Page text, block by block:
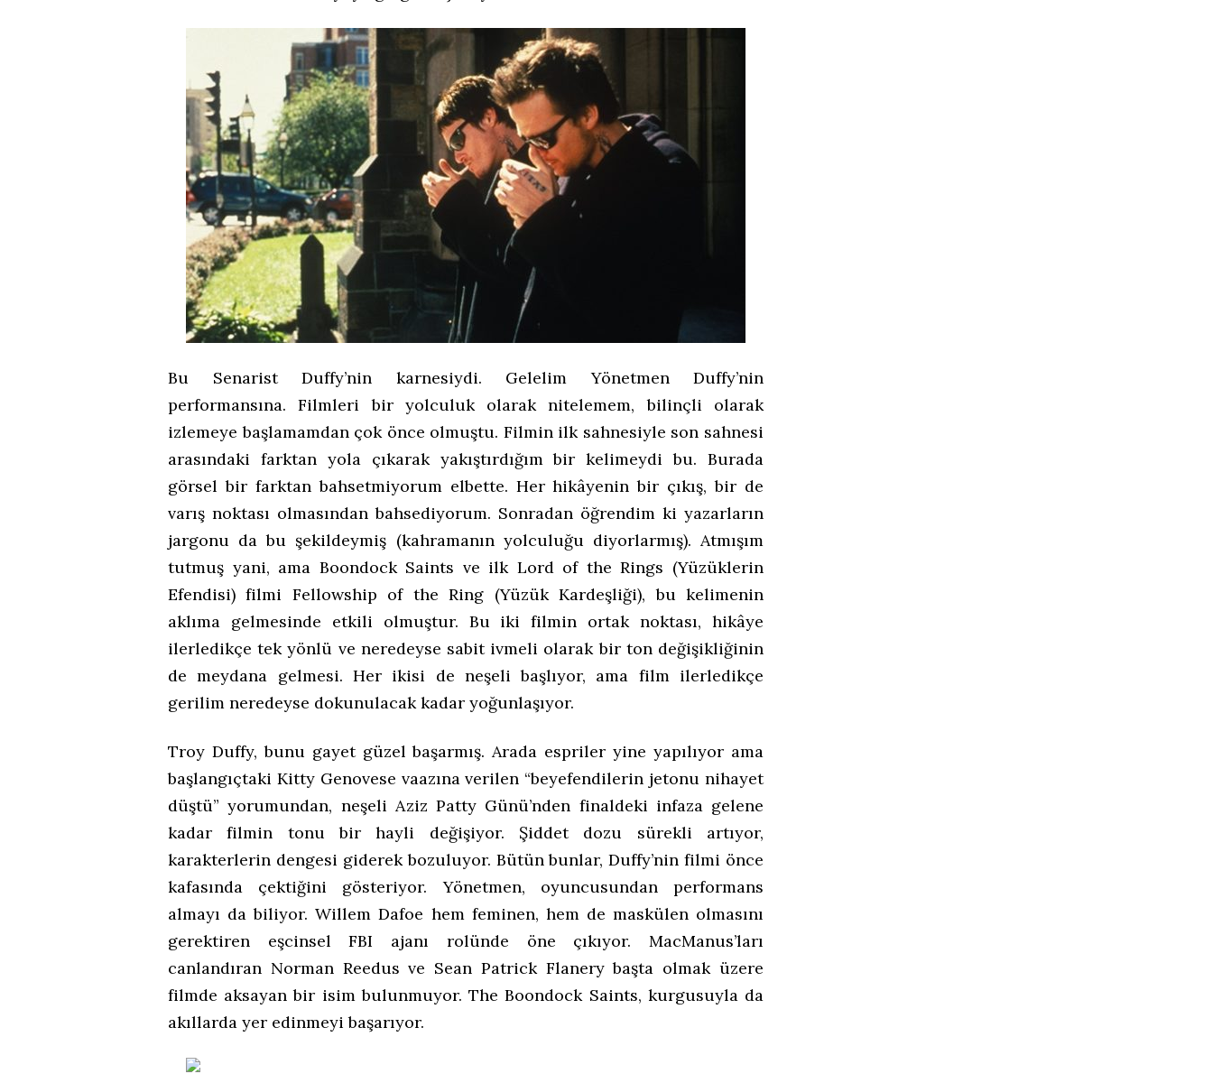
Bu Senarist Duffy’nin karnesiydi. Gelelim Yönetmen Duffy’nin
performansına. Filmleri bir yolculuk olarak nitelemem, bilinçli olarak
izlemeye başlamamdan çok önce olmuştu. Filmin ilk sahnesiyle son sahnesi
arasındaki farktan yola çıkarak yakıştırdığım bir kelimeydi bu. Burada
görsel bir farktan bahsetmiyorum elbette. Her hikâyenin bir çıkış, bir de
varış noktası olmasından bahsediyorum. Sonradan öğrendim ki yazarların
jargonu da bu şekildeymiş (kahramanın yolculuğu diyorlarmış). Atmışım
tutmuş yani, ama Boondock Saints ve ilk Lord of the Rings (Yüzüklerin
Efendisi) filmi Fellowship of the Ring (Yüzük Kardeşliği), bu kelimenin
aklıma gelmesinde etkili olmuştur. Bu iki filmin ortak noktası, hikâye
ilerledikçe tek yönlü ve neredeyse sabit ivmeli olarak bir ton değişikliğinin
de meydana gelmesi. Her ikisi de neşeli başlıyor, ama film ilerledikçe
gerilim neredeyse dokunulacak kadar yoğunlaşıyor.
Troy Duffy, bunu gayet güzel başarmış. Arada espriler yine yapılıyor ama
başlangıçtaki Kitty Genovese vaazına verilen “beyefendilerin jetonu nihayet
düştü” yorumundan, neşeli Aziz Patty Günü’nden finaldeki infaza gelene
kadar filmin tonu bir hayli değişiyor. Şiddet dozu sürekli artıyor,
karakterlerin dengesi giderek bozuluyor. Bütün bunlar, Duffy’nin filmi önce
kafasında çektiğini gösteriyor. Yönetmen, oyuncusundan performans
almayı da biliyor. Willem Dafoe hem feminen, hem de maskülen olmasını
gerektiren eşcinsel FBI ajanı rolünde öne çıkıyor. MacManus’ları
canlandıran Norman Reedus ve Sean Patrick Flanery başta olmak üzere
filmde aksayan bir isim bulunmuyor. The Boondock Saints, kurgusuyla da
akıllarda yer edinmeyi başarıyor.